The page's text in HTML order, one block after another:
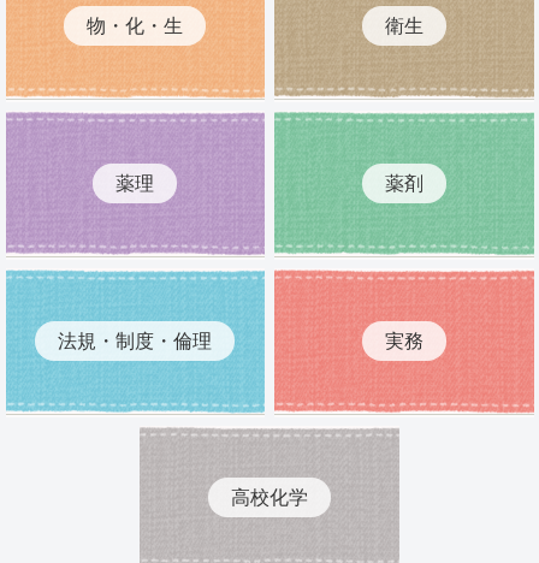
物・化・生 衛生
薬理 薬剤
法規・制度・倫理 実務
高校化学